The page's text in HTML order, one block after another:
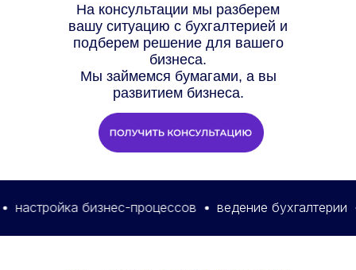
На консультации мы разберем
вашу ситуацию с бухгалтерией и
подберем решение для вашего
бизнеса.
Мы займемся бумагами, а вы
развитием бизнеса.
бизнес-процессов ведение бухгалтерии